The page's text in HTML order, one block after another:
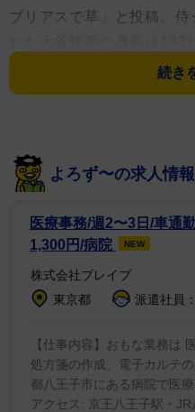
ブリアスで草」と投稿。
ケモン」公式サイトで公
フィールは高さ1.9メート
「ガブリアスじゃねぇか
ガブリアスは2006年に発
ンスター ダイヤモンド・
ン。同作のチャンピオン
ど、その圧倒的強さから
「最強ポケモン」という
「通りで強いわけだ」「
寄せられた。
続き
よろず〜の求人情報
医療事務/週2〜3日/車通
1,300円/病院
NEW
株式会社ブレイブ
東京都
派遣社員
【仕事内容】おもな業務は
処方箋の作成、電子カルテ
都八王子市にある病院で医
アクセス: 京王八王子駅・